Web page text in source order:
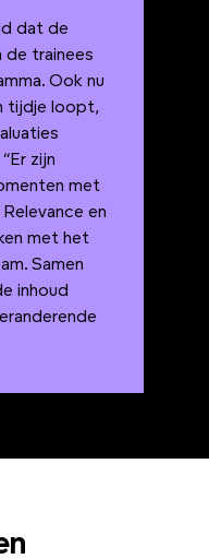
dat de
de trainees
Ook nu
tijdje loopt,
zijn
met
en
met het
Samen
inhoud